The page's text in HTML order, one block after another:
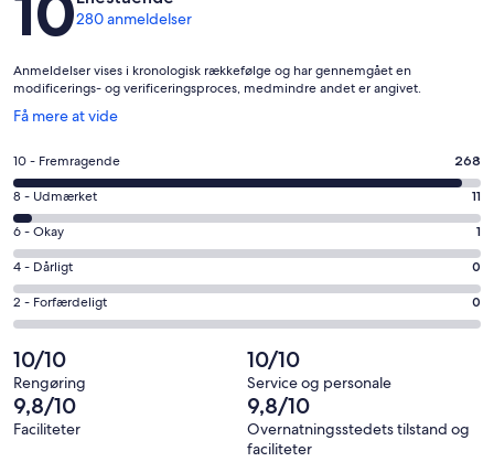
280 anmeldelser
Anmeldelser vises i kronologisk rækkefølge og har gennemgået en
modificerings- og verificeringsproces, medmindre andet er angivet.
Få mere at vide
Åbner
et
nyt
vindue
Bedømmelse
på
10
−
Fremragende.
268
af
i
alt
280
anmeldelser
10 - Fremragende 268
Bedømmelse
på
8
−
Udmærket.
11
i
alt
280
anmeldelser
8 - Udmærket 11
Bedømmelse
på
6
−
Okay.
1
af
i
alt
280
6 - Okay 1
Bedømmelse
på
4
Dårligt.
0
af
i
4 - Dårligt 0
Bedømmelse
på
2
−
Forfærdeligt.
0
2 - Forfærdeligt 0
10/10
Rengøring
10/10
Service og personale
9,8/10
Faciliteter
9,8/10
Overnatningsstedets tilstand og
faciliteter